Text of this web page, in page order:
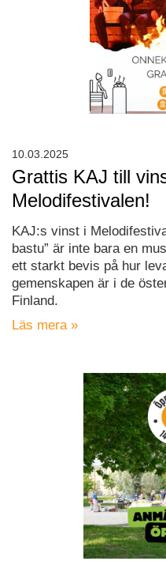
Grattis KAJ till
Melodifestivalen!
KAJ:s vinst i
bastu” är inte bara en
ett starkt bevis på hur
gemenskapen är i de
Finland.
Läs mera »
10.03.2025